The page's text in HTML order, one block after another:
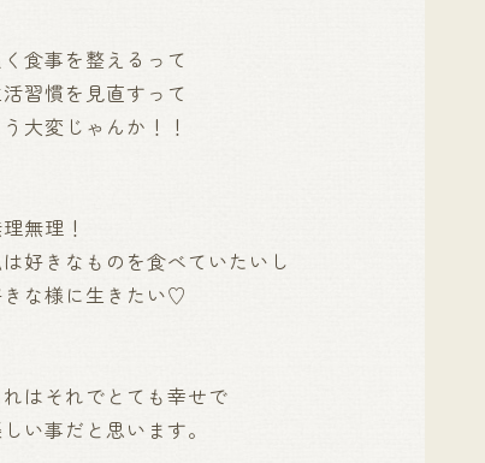
食事を整えるって
習慣を見直すって
う大変じゃんか！！
無理！
好きなものを食べていたいし
な様に生きたい♡
れはそれでとても幸せで
い事だと思います。